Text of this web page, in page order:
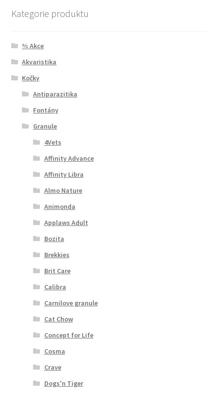
Kategorie produktu
% Akce
Akvaristika
Kočky
Antiparazitika
Fontány
Granule
4Vets
Affinity Advance
Affinity Libra
Almo Nature
Animonda
Applaws Adult
Bozita
Brekkies
Brit Care
Calibra
Carnilove granule
Cat Chow
Concept for Life
Cosma
Crave
Dogs'n Tiger